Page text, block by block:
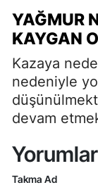
YAĞMUR
KAYGAN
Kazaya
nedeniyle
devam
Yorumlar
Takma Ad